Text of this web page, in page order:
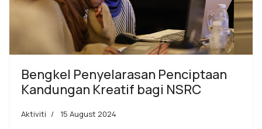
Bengkel Penyelarasan Penciptaan
Kandungan Kreatif bagi NSRC
Aktiviti 15 August 2024